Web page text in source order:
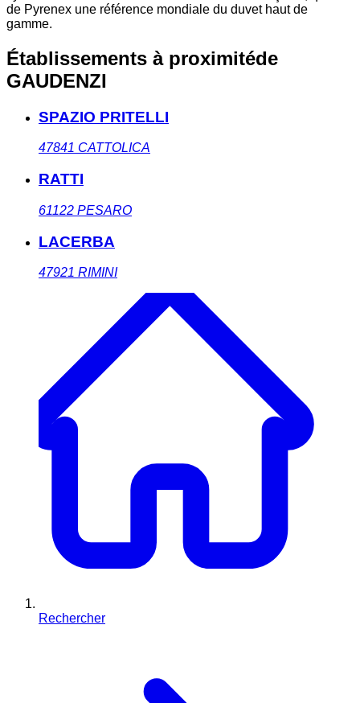
de Pyrenex une référence mondiale du duvet haut de
gamme.
Établissements à proximitéde
GAUDENZI
SPAZIO PRITELLI
47841 CATTOLICA
RATTI
61122 PESARO
LACERBA
47921 RIMINI
Rechercher